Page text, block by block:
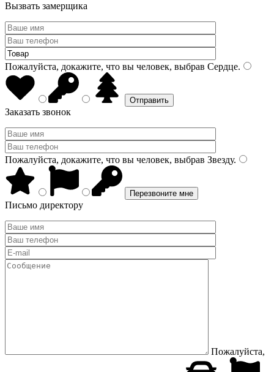
Вызвать замерщика
Пожалуйста, докажите, что вы человек, выбрав Сердце.
Заказать звонок
Пожалуйста, докажите, что вы человек, выбрав Звезду.
Письмо директору
Пожалуйста,